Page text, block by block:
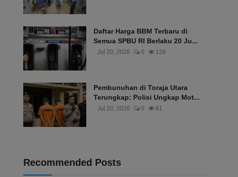
Daftar Harga BBM Terbaru di
Semua SPBU RI Berlaku 20 Ju...
Jul 20, 2026 0 128
Pembunuhan di Toraja Utara
Terungkap: Polisi Ungkap Mot...
Jul 20, 2026 0 61
Recommended Posts